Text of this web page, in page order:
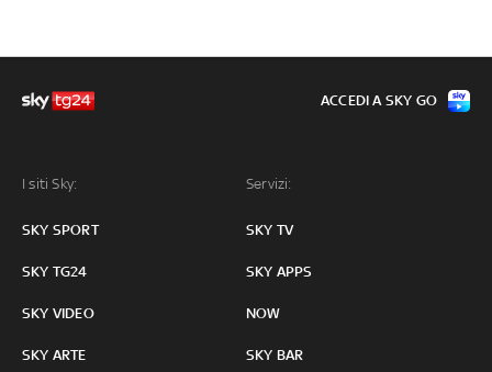
I siti Sky:
SKY SPORT
SKY TG24
SKY VIDEO
SKY ARTE
Servizi:
SKY TV
SKY APPS
NOW
SKY BAR
ACCEDI A SKY GO